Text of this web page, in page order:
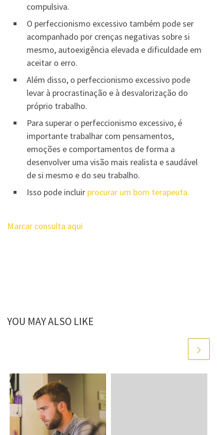
compulsiva.
O perfeccionismo excessivo também pode ser
acompanhado por crenças negativas sobre si
mesmo, autoexigência elevada e dificuldade em
aceitar o erro.
Além disso, o perfeccionismo excessivo pode
levar à procrastinação e à desvalorização do
próprio trabalho.
Para superar o perfeccionismo excessivo, é
importante trabalhar com pensamentos,
emoções e comportamentos de forma a
desenvolver uma visão mais realista e saudável
de si mesmo e do seu trabalho.
Isso pode incluir procurar um bom terapeuta.
Marcar consulta aqui
YOU MAY ALSO LIKE